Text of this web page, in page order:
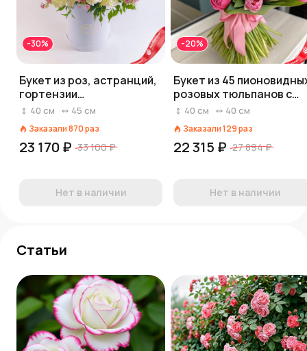
-30%
Букет из роз, астранций,
гортензии
«Элегантность»
40 см 45 см
Заказали870раз
23 170 ₽ 33 100 ₽
Нет в наличии
-20%
Букет из 45
розовых тюльпанов с
лентой, Голландия
40 см 40 см
Заказали129раз
22 315 ₽ 27 894 ₽
Нет в наличии
Статьи